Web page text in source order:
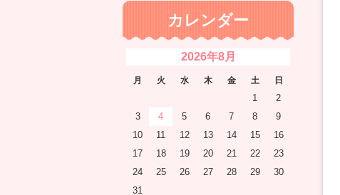
カレンダー
2026年8月
月 火 水 木 金 土 日
1
2
3
4 5 6 7 8
9
10
11 12 13 14 15
16
17
18 19 20 21 22
23
24
25 26 27 28 29
30
31